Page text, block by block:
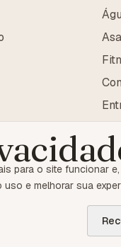
para o site funcionar
e melhorar sua